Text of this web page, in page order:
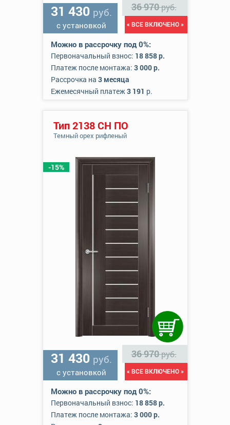
31 430 руб.
с установкой
36 970руб.
« ВСЕ ВКЛЮЧЕНО »
Можно в рассрочку под 0%:
Первоначальный взнос: 18 858 р.
Платеж после монтажа: 3 000 р.
Рассрочка на 3 месяца
Ежемесячный платеж3 191 р.
-15%
Тип 2138 СН ПО
Темный орех рифленый
31 430 руб.
с установкой
36 970руб.
« ВСЕ ВКЛЮЧЕНО »
Можно в рассрочку под 0%:
Первоначальный взнос: 18 858 р.
Платеж после монтажа: 3 000 р.